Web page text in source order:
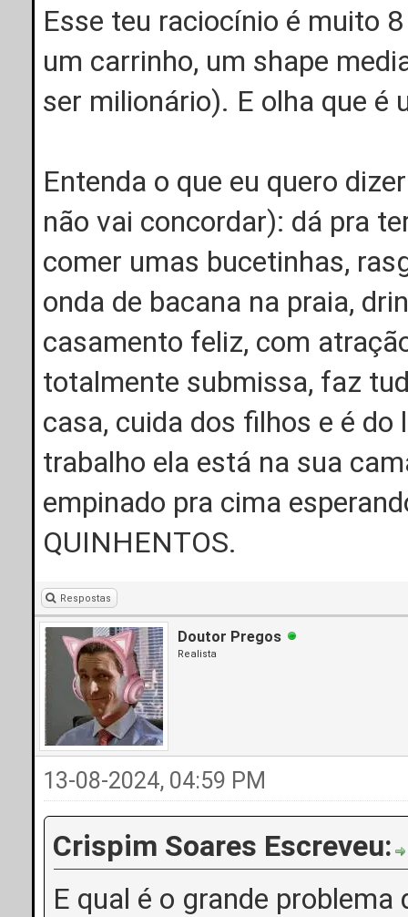
Esse teu raciocínio é muito
um carrinho, um shape
ser milionário). E olha que é
Entenda o que eu quero
não vai concordar): dá pra
comer umas bucetinhas,
onda de bacana na praia,
casamento feliz, com
totalmente submissa, faz
casa, cuida dos filhos e é do
trabalho ela está na sua
empinado pra cima
QUINHENTOS.
Respostas
Doutor Pregos
Realista
13-08-2024, 04:59 PM
Crispim Soares Escreveu:
E qual é o grande